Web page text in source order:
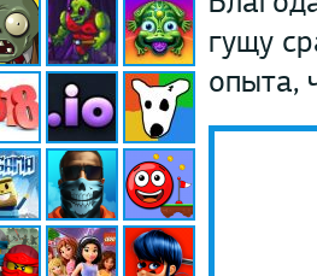
гущу
опыта,